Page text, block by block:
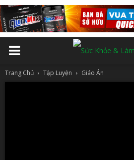
Trang Chủ Tập Luyện Giáo Án